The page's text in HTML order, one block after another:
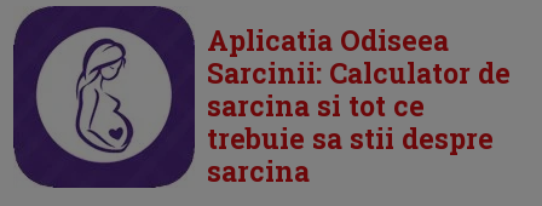
Aplicatia Odiseea
Sarcinii: Calculator de
sarcina si tot ce
trebuie sa stii despre
sarcina